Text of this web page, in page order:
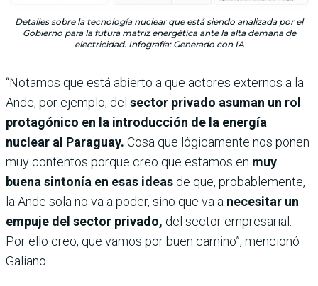
Detalles sobre la tecnología nuclear que está siendo analizada por el
Gobierno para la futura matriz energética ante la alta demana de
electricidad. Infografía: Generado con IA
“Notamos que está abierto a que actores externos a la
Ande, por ejemplo, del sector privado asuman un rol
protagónico en la introducción de la energía
nuclear al Paraguay. Cosa que lógicamente nos ponen
muy contentos porque creo que estamos en muy
buena sintonía en esas ideas de que, probablemente,
la Ande sola no va a poder, sino que va a necesitar un
empuje del sector privado, del sector empresarial.
Por ello creo, que vamos por buen camino”, mencionó
Galiano.